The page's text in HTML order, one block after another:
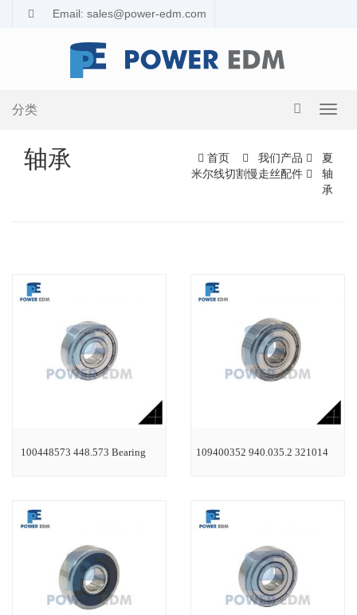
Email: sales@power-edm.com
导
换
分类
轴承 首页 我们产品
夏
米尔线切割慢走丝配件
轴
承
100448573 448.573 Bearing 109400352 940.035.2 321014